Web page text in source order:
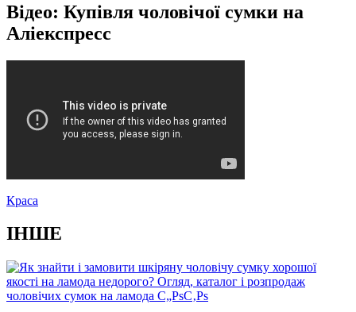
Відео: Купівля чоловічої сумки на
Аліекспресс
Краса
ІНШЕ